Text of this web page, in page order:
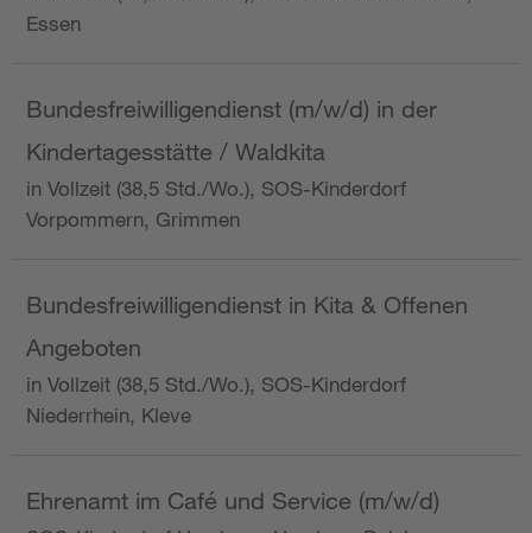
Essen
Bundesfreiwilligendienst (m/w/d) in der
Kindertagesstätte / Waldkita
in Vollzeit (38,5 Std./Wo.), SOS-Kinderdorf
Vorpommern, Grimmen
Bundesfreiwilligendienst in Kita & Offenen
Angeboten
in Vollzeit (38,5 Std./Wo.), SOS-Kinderdorf
Niederrhein, Kleve
Ehrenamt im Café und Service (m/w/d)